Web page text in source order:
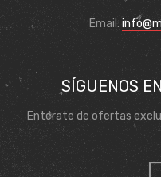
Email:
SÍGUENOS
Entérate de ofertas